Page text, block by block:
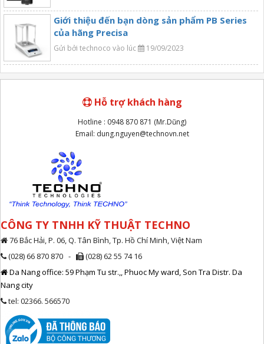
Giới thiệu đến bạn dòng sản phẩm PB Series
của hãng Precisa
Gửi bởi technoco vào lúc 19/09/2023
Hỗ trợ khách hàng
Hotline : 0948 870 871 (Mr.Dũng)
Email: dung.nguyen@technovn.net
CÔNG TY TNHH KỸ THUẬT TECHNO
76 Bắc Hải, P. 06, Q. Tân Bình, Tp. Hồ Chí Minh, Việt Nam
(028) 66 870 870 -
(028) 62 55 74 16
Da Nang office: 59 Phạm Tu str.,, Phuoc My ward, Son Tra Distr. Da
Nang city
tel: 02366. 566570